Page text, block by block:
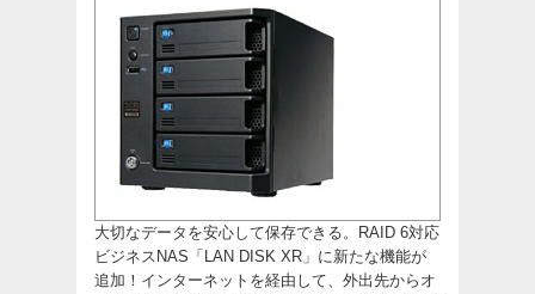
大切なデータを安心して保存できる。RAID 6対応
ビジネスNAS「LAN DISK XR」に新たな機能が
追加！インターネットを経由して、外出先からオ